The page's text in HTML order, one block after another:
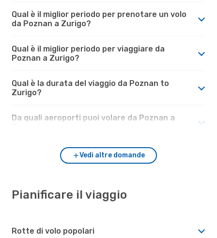
Qual è il miglior periodo per prenotare un volo
da Poznan a Zurigo?
Qual è il miglior periodo per viaggiare da
Poznan a Zurigo?
Qual è la durata del viaggio da Poznan to
Zurigo?
Da quali aeroporti puoi volare da Poznan a
Vedi altre domande
Pianificare il viaggio
Rotte di volo popolari